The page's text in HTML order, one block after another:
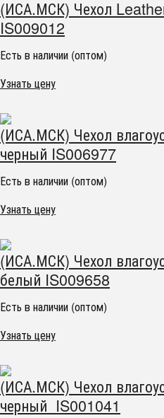
(ИСА.МСК) Чехол
IS009012
Есть в наличии (оптом)
Узнать цену
(ИСА.МСК) Чехол
черный IS006977
Есть в наличии (оптом)
Узнать цену
(ИСА.МСК) Чехол
белый IS009658
Есть в наличии (оптом)
Узнать цену
(ИСА.МСК) Чехол
черный IS001041